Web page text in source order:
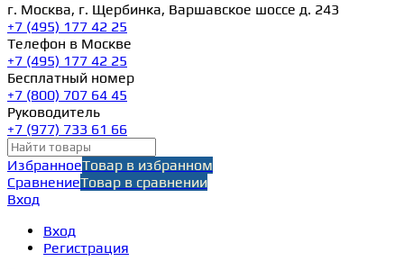
г. Москва, г. Щербинка, Варшавское шоссе д. 243
+7 (495) 177 42 25
Телефон в Москве
+7 (495) 177 42 25
Бесплатный номер
+7 (800) 707 64 45
Руководитель
+7 (977) 733 61 66
ИзбранноеТовар в избранном
СравнениеТовар в сравнении
Вход
Вход
Регистрация